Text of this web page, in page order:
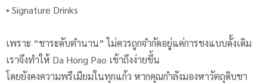
• Signature Drinks
เพราะ “ชาระดับตำนาน” ไม่ควรถูกจำกัดอยู่แค่การชงแบบดั้งเดิม
เราจึงทำให้ Da Hong Pao เข้าถึงง่ายขึ้น
โดยยังคงความพรีเมียมในทุกแก้ว หากคุณกำลังมองหาวัตถุดิบชา